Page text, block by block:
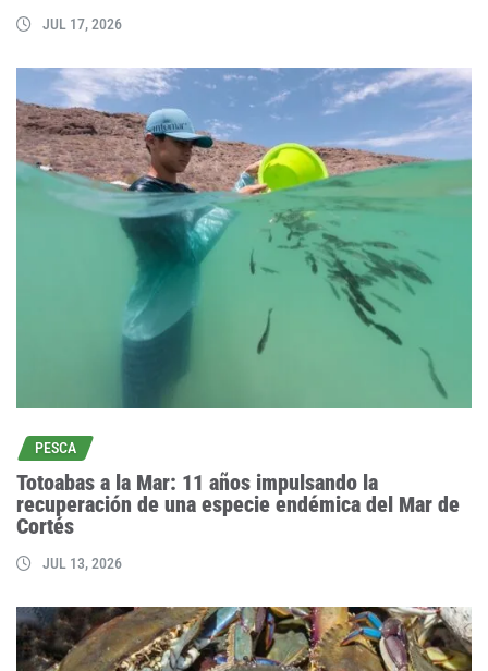
JUL 17, 2026
PESCA
Totoabas a la Mar: 11 años impulsando la
recuperación de una especie endémica del Mar de
Cortés
JUL 13, 2026